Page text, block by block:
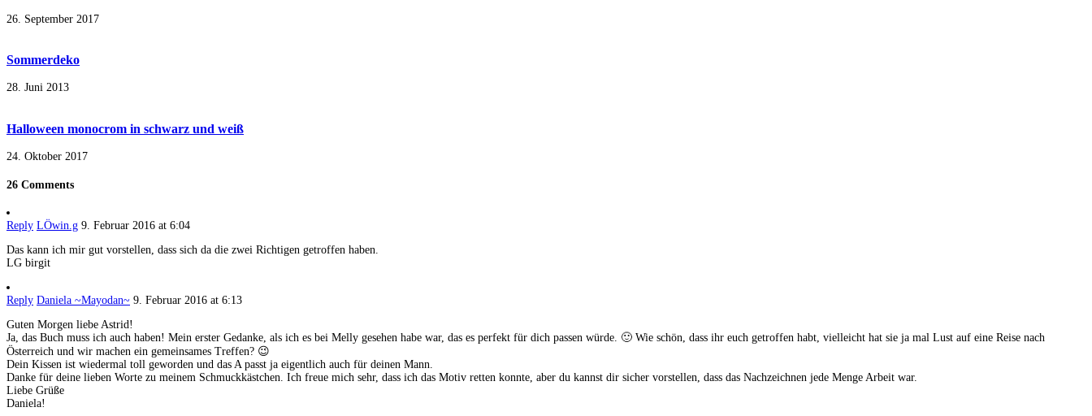
26. September 2017
Sommerdeko
28. Juni 2013
Halloween monocrom in schwarz und weiß
24. Oktober 2017
26 Comments
Reply LÖwin.g 9. Februar 2016 at 6:04
Das kann ich mir gut vorstellen, dass sich da die zwei Richtigen getroffen haben.
LG birgit
Reply Daniela ~Mayodan~ 9. Februar 2016 at 6:13
Guten Morgen liebe Astrid!
Ja, das Buch muss ich auch haben! Mein erster Gedanke, als ich es bei Melly gesehen habe war, das es perfekt für dich passen würde. 🙂 Wie schön, dass ihr euch getroffen habt, vielleicht hat sie ja mal Lust auf eine Reise nach
Österreich und wir machen ein gemeinsames Treffen? 😉
Dein Kissen ist wiedermal toll geworden und das A passt ja eigentlich auch für deinen Mann.
Danke für deine lieben Worte zu meinem Schmuckkästchen. Ich freue mich sehr, dass ich das Motiv retten konnte, aber du kannst dir sicher vorstellen, dass das Nachzeichnen jede Menge Arbeit war.
Liebe Grüße
Daniela!